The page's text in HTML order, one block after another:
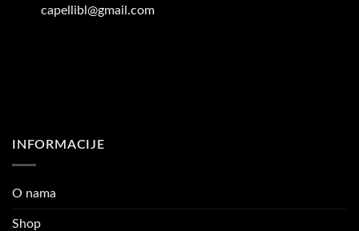
capellibl@gmail.com
INFORMACIJE
O nama
Shop